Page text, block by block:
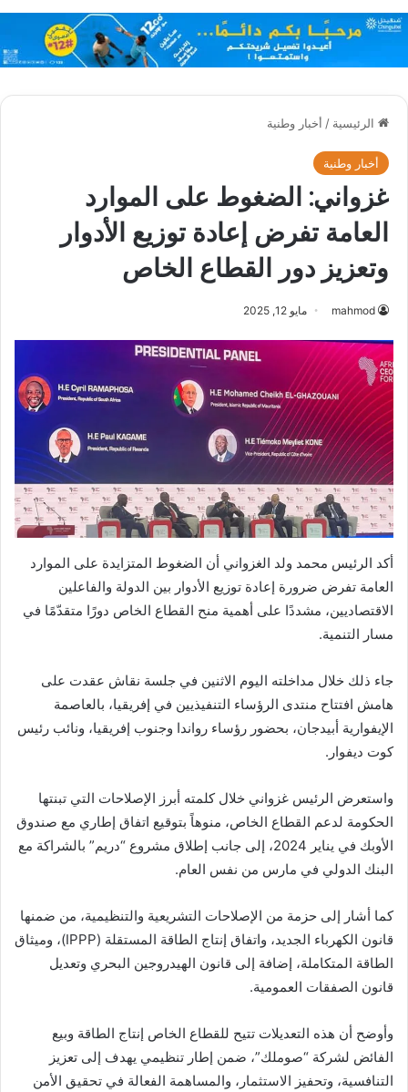
الرئيسية / أخبار وطنية
أخبار وطنية
غزواني: الضغوط على الموارد
العامة تفرض إعادة توزيع الأدوار
وتعزيز دور القطاع الخاص
mahmod مايو 12, 2025
أكد الرئيس محمد ولد الغزواني أن الضغوط المتزايدة على الموارد
العامة تفرض ضرورة إعادة توزيع الأدوار بين الدولة والفاعلين
الاقتصاديين، مشددًا على أهمية منح القطاع الخاص دورًا متقدّمًا في
مسار التنمية.
جاء ذلك خلال مداخلته اليوم الاثنين في جلسة نقاش عقدت على
هامش افتتاح منتدى الرؤساء التنفيذيين في إفريقيا، بالعاصمة
الإيفوارية أبيدجان، بحضور رؤساء رواندا وجنوب إفريقيا، ونائب رئيس
كوت ديفوار.
واستعرض الرئيس غزواني خلال كلمته أبرز الإصلاحات التي تبنتها
الحكومة لدعم القطاع الخاص، منوهاً بتوقيع اتفاق إطاري مع صندوق
الأوبك في يناير 2024، إلى جانب إطلاق مشروع “دريم” بالشراكة مع
البنك الدولي في مارس من نفس العام.
كما أشار إلى حزمة من الإصلاحات التشريعية والتنظيمية، من ضمنها
قانون الكهرباء الجديد، واتفاق إنتاج الطاقة المستقلة (IPPP)، وميثاق
الطاقة المتكاملة، إضافة إلى قانون الهيدروجين البحري وتعديل
قانون الصفقات العمومية.
وأوضح أن هذه التعديلات تتيح للقطاع الخاص إنتاج الطاقة وبيع
الفائض لشركة “صوملك”، ضمن إطار تنظيمي يهدف إلى تعزيز
التنافسية، وتحفيز الاستثمار، والمساهمة الفعالة في تحقيق الأمن